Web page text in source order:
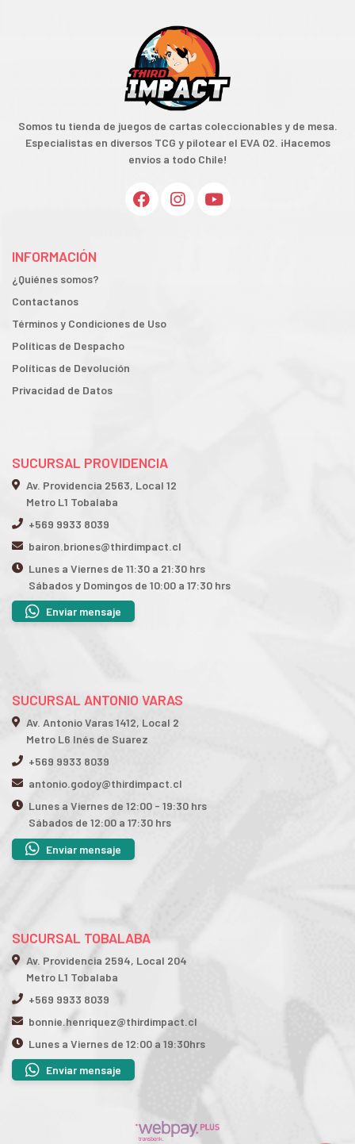
Somos tu tienda de juegos de cartas coleccionables y de mesa.
Especialistas en diversos TCG y pilotear el EVA 02. ¡Hacemos
envíos a todo Chile!
INFORMACIÓN
¿Quiénes somos?
Contactanos
Términos y Condiciones de Uso
Políticas de Despacho
Políticas de Devolución
Privacidad de Datos
SUCURSAL PROVIDENCIA
Av. Providencia 2563, Local 12
Metro L1 Tobalaba
+569 9933 8039
bairon.briones@thirdimpact.cl
Lunes a Viernes de 11:30 a 21:30 hrs
Sábados y Domingos de 10:00 a 17:30 hrs
Enviar mensaje
SUCURSAL ANTONIO VARAS
Av. Antonio Varas 1412, Local 2
Metro L6 Inés de Suarez
+569 9933 8039
antonio.godoy@thirdimpact.cl
Lunes a Viernes de 12:00 - 19:30 hrs
Sábados de 12:00 a 17:30 hrs
Enviar mensaje
SUCURSAL TOBALABA
Av. Providencia 2594, Local 204
Metro L1 Tobalaba
+569 9933 8039
bonnie.henriquez@thirdimpact.cl
Lunes a Viernes de 12:00 a 19:30hrs
Enviar mensaje